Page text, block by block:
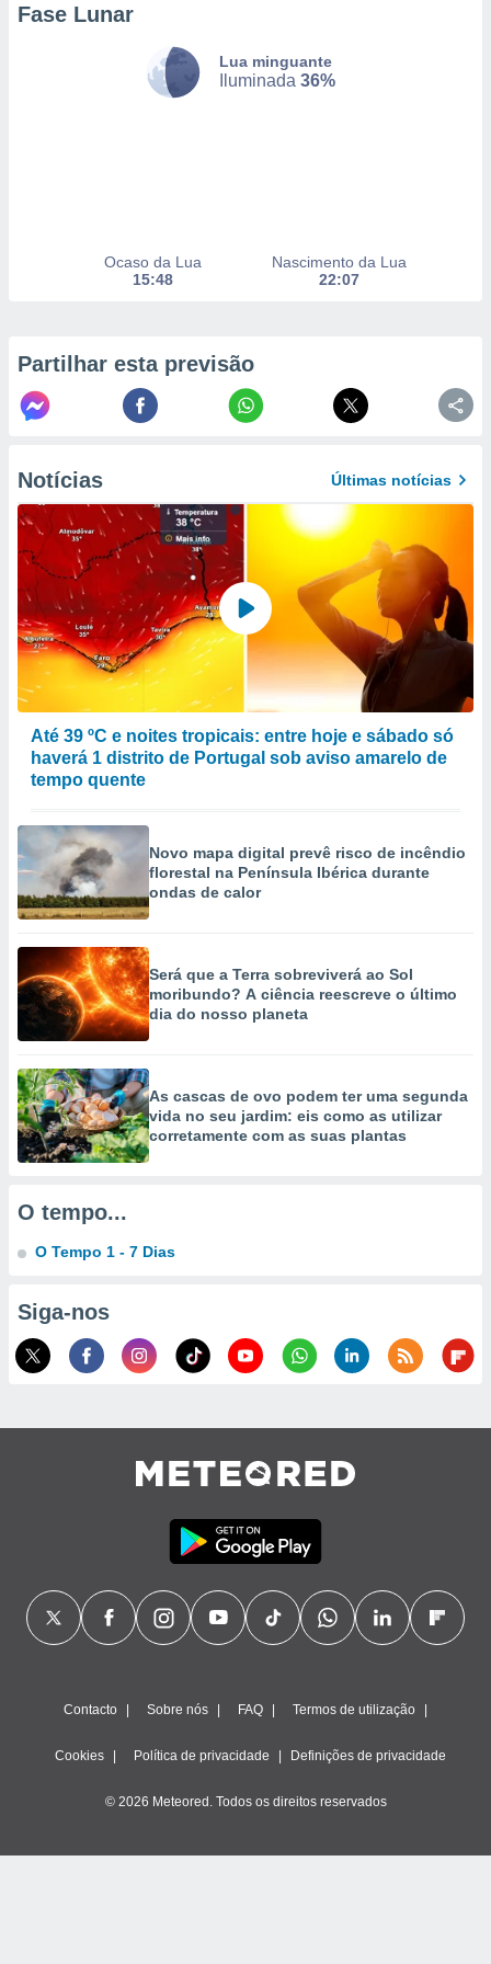
e melhorar
dados
através
estudos
e
de
1199
Fase Lunar
Lua minguante
Iluminada 36%
Ocaso da Lua
15:48
Nascimento da Lua
22:07
Partilhar esta previsão
Notícias Últimas notícias
Até 39 ºC e noites tropicais: entre hoje e sábado só
haverá 1 distrito de Portugal sob aviso amarelo de
tempo quente
Novo mapa digital prevê risco de incêndio
florestal na Península Ibérica durante
ondas de calor
Será que a Terra sobreviverá ao Sol
moribundo? A ciência reescreve o último
dia do nosso planeta
As cascas de ovo podem ter uma segunda
vida no seu jardim: eis como as utilizar
corretamente com as suas plantas
O tempo...
O Tempo 1 - 7 Dias
Siga-nos
Contacto Sobre nós FAQ Termos de utilização
Cookies Política de privacidade Definições de privacidade
© 2026 Meteored. Todos os direitos reservados